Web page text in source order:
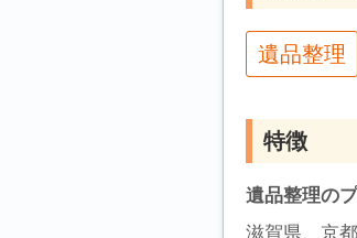
遺品整理
特徴
遺品整理の
滋賀県、京